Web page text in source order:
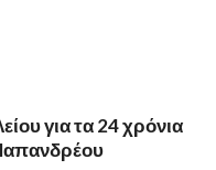
για τα 24 χρόνια